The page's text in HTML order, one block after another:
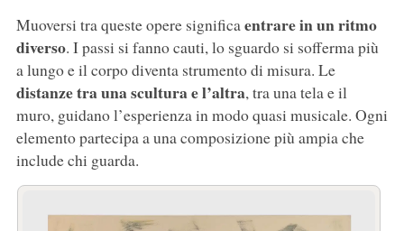
Muoversi tra queste opere significa entrare in un ritmo
diverso. I passi si fanno cauti, lo sguardo si sofferma più
a lungo e il corpo diventa strumento di misura. Le
distanze tra una scultura e l’altra, tra una tela e il
muro, guidano l’esperienza in modo quasi musicale. Ogni
elemento partecipa a una composizione più ampia che
include chi guarda.